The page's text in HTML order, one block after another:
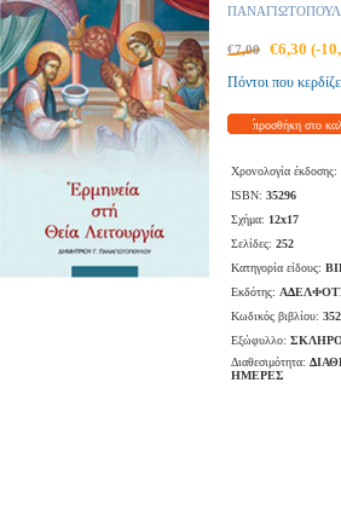
€7,00 €6,30 (-
Πόντοι που
προσθήκη στο
Χρονολογία έκδοσης:
ISBN: 35296
Σχήμα: 12x17
Σελίδες: 252
Κατηγορία είδους:
Εκδότης:
Κωδικός βιβλίου:
Εξώφυλλο:
Διαθεσιμότητα:
ΗΜΕΡΕΣ